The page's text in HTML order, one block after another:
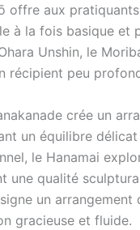
offre aux
à la fois basique et
Unshin, le
récipient peu
crée un
un équilibre
le Hanamai
une qualité
un
gracieuse et fluide.